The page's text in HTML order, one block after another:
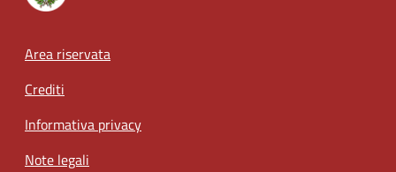
Footer menu
Area riservata
Crediti
Informativa privacy
Note legali